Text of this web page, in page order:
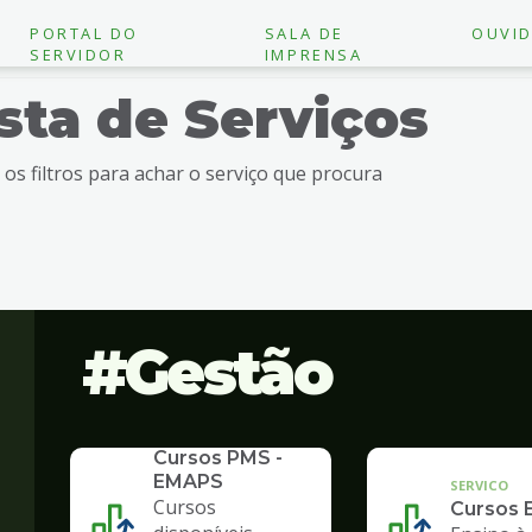
PORTAL DO
SERVIDOR
SALA DE
IMPRENSA
de Serviços
os filtros para achar o serviço que procura
Gestão
Cursos PMS -
EMAPS
Cursos
SERVICO
Cursos